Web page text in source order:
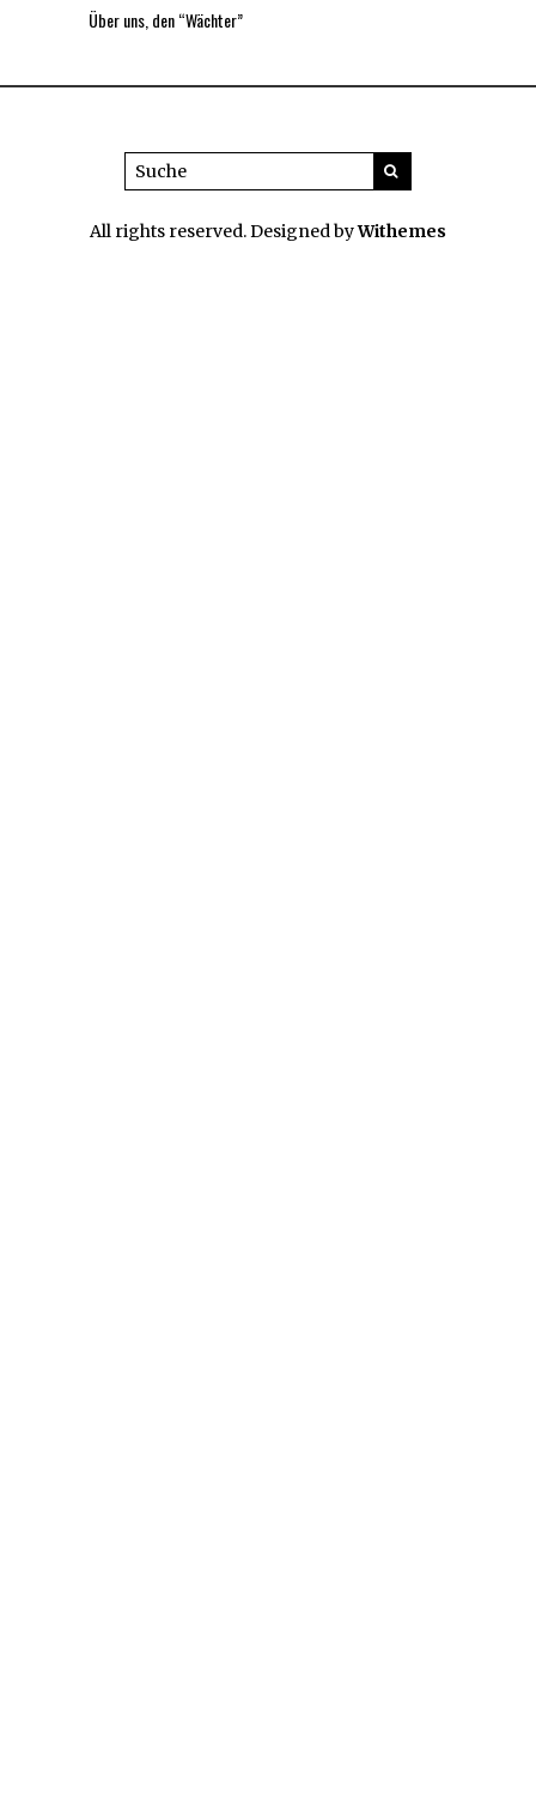
Über uns, den “Wächter”
All rights reserved. Designed byWithemes